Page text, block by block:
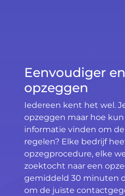
Eenvoudiger
opzeggen
Iedereen kent het wel.
opzeggen maar hoe
informatie vinden om
regelen? Elke bedrijf
opzegprocedure, elke
zoektocht naar een
gemiddeld 30 minuten
om de juiste